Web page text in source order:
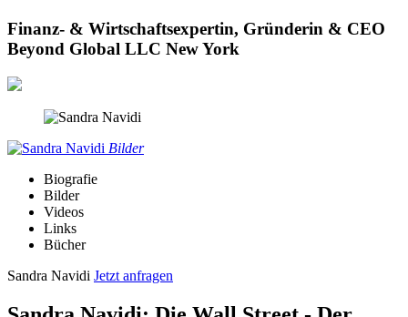
Finanz- & Wirtschaftsexpertin, Gründerin & CEO
Beyond Global LLC New York
Bilder
Biografie
Bilder
Videos
Links
Bücher
Sandra Navidi Jetzt anfragen